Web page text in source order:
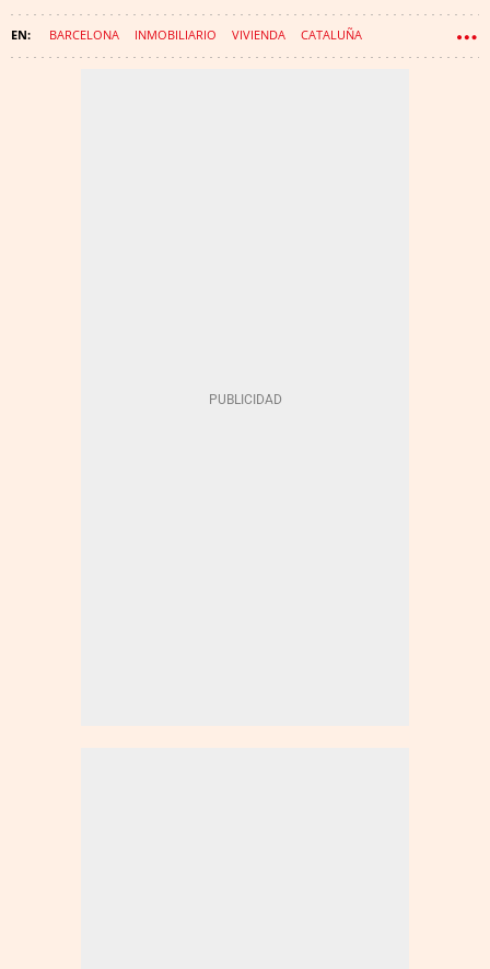
BARCELONA INMOBILIARIO VIVIENDA CATALUÑA